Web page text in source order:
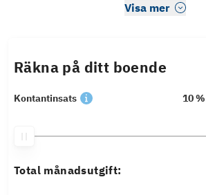
Visa mer
Räkna på ditt boende
Kontantinsats 10 %
Total månadsutgift: